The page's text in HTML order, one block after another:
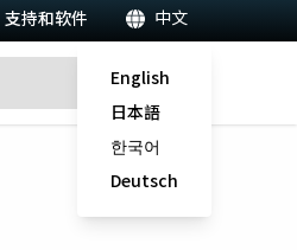
支持和软件 中文
English
日本語
한국어
Deutsch